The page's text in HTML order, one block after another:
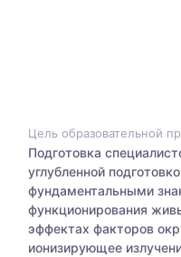
Цель образовательной
Подготовка
углубленной
фундаментальными
функционирования
эффектах факторов
ионизирующее